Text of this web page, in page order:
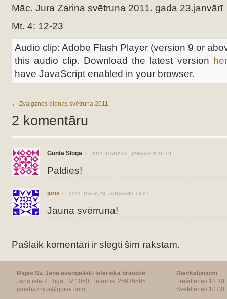
Māc. Jura Zariņa svētruna 2011. gada 23.janvārī
Mt. 4: 12-23
Audio clip: Adobe Flash Player (version 9 or
this audio clip. Download the latest version
have JavaScript enabled in your browser.
← Zvaigznes dienas svētruna 2011
2 komentāru
Gunta Sloga 2011. GADA 23. JANVĀRIS 16:19
Paldies!
juris 2011. GADA 23. JANVĀRIS 13:27
Jauna svērruna!
Pašlaik komentāri ir slēgti šim rakstam.
Rīgas Sv. Jāņa evaņģēliski luteriskā draudze
Jāņa ielā 7, Rīga, LV 1050, Tālrunis :25635565
janabaznica@gmail.com
Dievkalpojumi
Trešdienās 18.30
Svētdienās 10.00